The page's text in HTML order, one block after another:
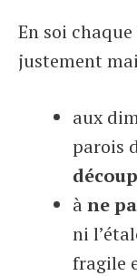
En soi
justement
aux
parois
àne
ni
fragile